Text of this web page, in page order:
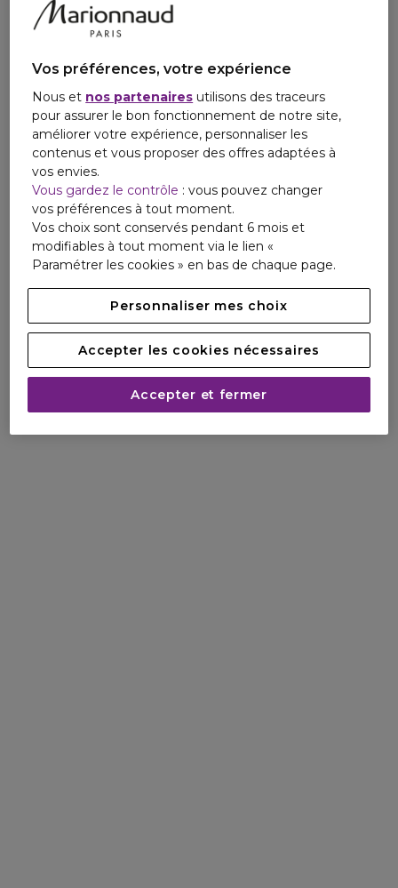
Vos préférences, votre expérience
Nous et nos partenaires utilisons des traceurs
pour assurer le bon fonctionnement de notre site,
améliorer votre expérience, personnaliser les
contenus et vous proposer des offres adaptées à
vos envies.
Vous gardez le contrôle : vous pouvez changer
vos préférences à tout moment.
Vos choix sont conservés pendant 6 mois et
modifiables à tout moment via le lien «
Paramétrer les cookies » en bas de chaque page.
Personnaliser mes choix
Accepter les cookies nécessaires
Accepter et fermer